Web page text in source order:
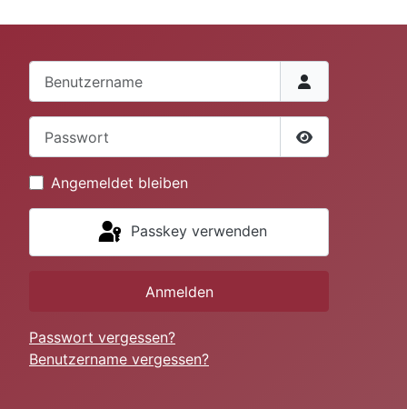
Passwort
Angemeldet bleiben
Passkey verwenden
Anmelden
Passwort vergessen?
Benutzername vergessen?